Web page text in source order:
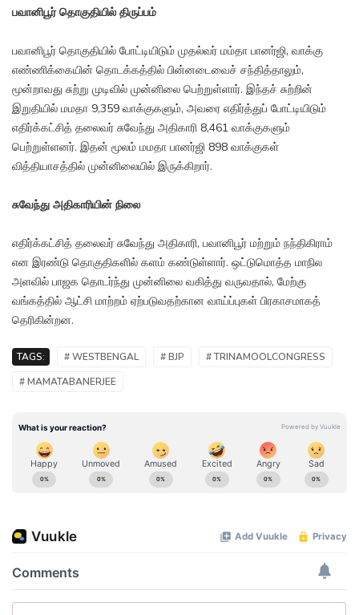
பவானிபூர் தொகுதியில் திருப்பம்
பவானிபூர் தொகுதியில் போட்டியிடும் முதல்வர் மம்தா பானர்ஜி, வாக்கு
எண்ணிக்கையின் தொடக்கத்தில் பின்னடைவைச் சந்தித்தாலும்,
மூன்றாவது சுற்று முடிவில் முன்னிலை பெற்றுள்ளார். இந்தச் சுற்றின்
இறுதியில் மமதா 9,359 வாக்குகளும், அவரை எதிர்த்துப் போட்டியிடும்
எதிர்க்கட்சித் தலைவர் சுவேந்து அதிகாரி 8,461 வாக்குகளும்
பெற்றுள்ளனர். இதன் மூலம் மமதா பானர்ஜி 898 வாக்குகள்
வித்தியாசத்தில் முன்னிலையில் இருக்கிறார்.
சுவேந்து அதிகாரியின் நிலை
எதிர்க்கட்சித் தலைவர் சுவேந்து அதிகாரி, பவானிபூர் மற்றும் நந்திகிராம்
என இரண்டு தொகுதிகளில் களம் கண்டுள்ளார். ஒட்டுமொத்த மாநில
அளவில் பாஜக தொடர்ந்து முன்னிலை வகித்து வருவதால், மேற்கு
வங்கத்தில் ஆட்சி மாற்றம் ஏற்படுவதற்கான வாய்ப்புகள் பிரகாசமாகத்
தெரிகின்றன.
TAGS: # WESTBENGAL # BJP
# TRINAMOOLCONGRESS
# MAMATABANERJEE